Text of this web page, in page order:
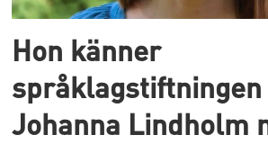
Hon känner
språklagstiftningen
Johanna Lindholm